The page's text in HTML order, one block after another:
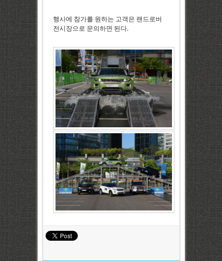
행사에 참가를 원하는 고객은 랜드로버
전시장으로 문의하면 된다.